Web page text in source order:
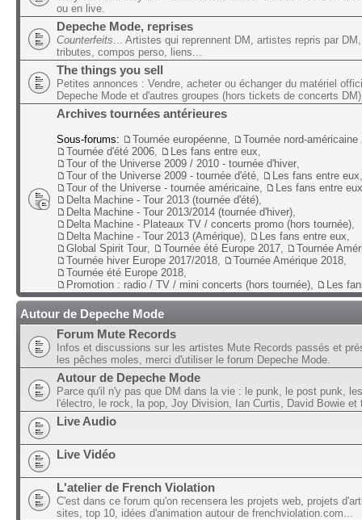
ou en live.
Depeche Mode, reprises
Counterfeits ... Artistes qui reprennent DM, artistes repris par
tributes, compos perso, liens...
The things you sell
Petites annonces : Vendre, acheter ou échanger du matériel
Depeche Mode et d'autres groupes (hors tickets de concerts DM)
Archives tournées antérieures
Sous-forums: Tournée européenne
Tournée nord-américaine
Tournée d'été 2006
Les fans entre eux
Tour of the Universe 2009 / 2010 - tournée d'hiver
Tour of the Universe 2009 - tournée d'été
Les fans entre eux
Tour of the Universe - tournée américaine
Les fans entre eux
Delta Machine - Tour 2013 (tournée d'été)
Delta Machine - Tour 2013/2014 (tournée d'hiver)
Delta Machine - Plateaux TV / concerts promo (hors tournée)
Delta Machine - Tour 2013 (Amérique)
Les fans entre eux
Global Spirit Tour
Tournée été Europe 2017
Tournée
Tournée hiver Europe 2017/2018
Tournée Amérique 2018
Tournée été Europe 2018
Promotion : radio / TV / mini concerts (hors tournée)
Les
Autour de Depeche Mode
Forum Mute Records
Infos et discussions sur les artistes Mute Records passés et
les pêches moles, merci d'utiliser le forum Depeche Mode.
Autour de Depeche Mode
Parce qu'il n'y pas que DM dans la vie : le punk, le post punk,
l'électro, le rock, la pop, Joy Division, Ian Curtis, David Bowie et
Live Audio
Live Vidéo
L'atelier de French Violation
C'est dans ce forum qu'on recensera les projets web, projets
sites, top 10, idées d'animation autour de frenchviolation.com...